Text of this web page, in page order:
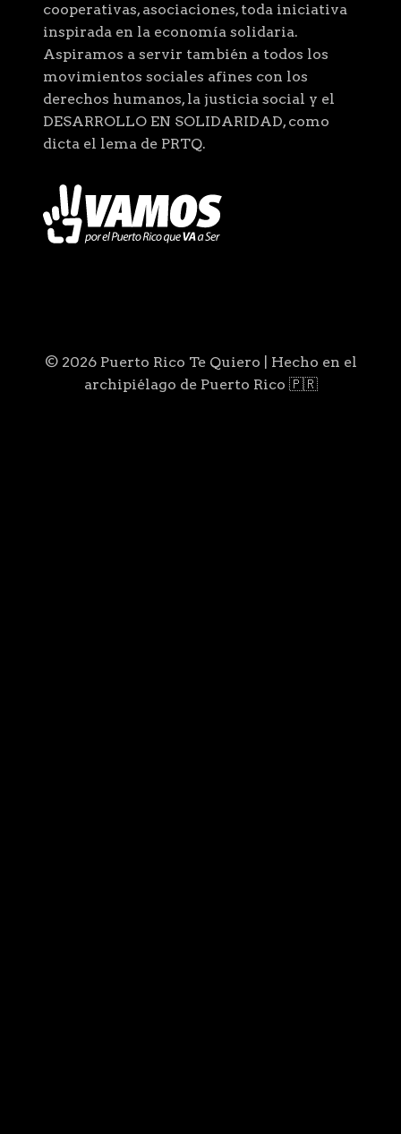
cooperativas, asociaciones, toda iniciativa
inspirada en la economía solidaria.
Aspiramos a servir también a todos los
movimientos sociales afines con los
derechos humanos, la justicia social y el
DESARROLLO EN SOLIDARIDAD, como
dicta el lema de PRTQ.
© 2026 Puerto Rico Te Quiero | Hecho en el
archipiélago de Puerto Rico 🇵🇷